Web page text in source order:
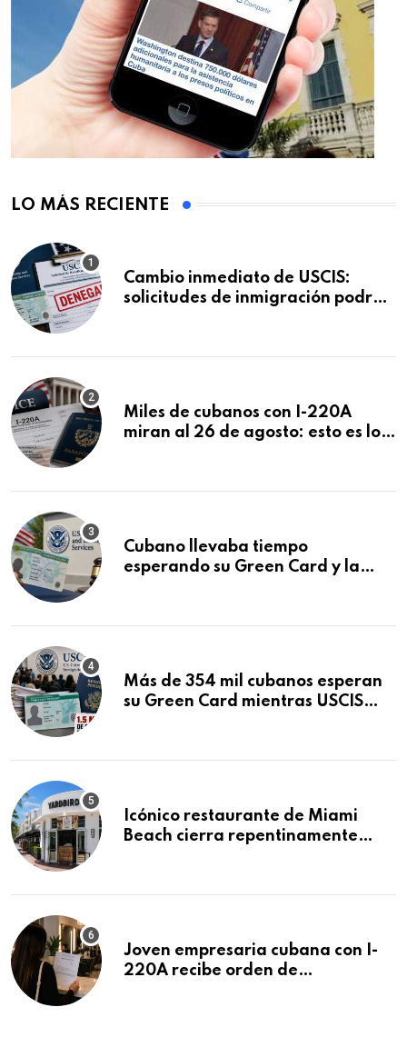
LO MÁS RECIENTE
Cambio inmediato de USCIS:
solicitudes de inmigración podrán
Miles de cubanos con I-220A
miran al 26 de agosto: esto es lo
Cubano llevaba tiempo
esperando su Green Card y la
Más de 354 mil cubanos esperan
su Green Card mientras USCIS
Icónico restaurante de Miami
Beach cierra repentinamente
Joven empresaria cubana con I-
220A recibe orden de